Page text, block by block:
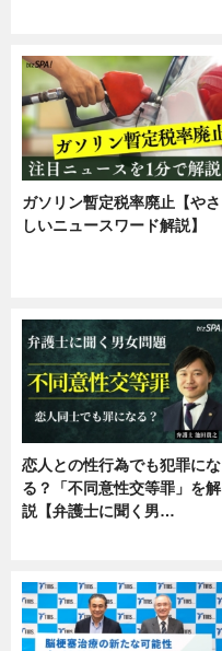
ガソリン暫定税率廃止【やさ
しいニュースワード解説】
恋人との性行為でも犯罪にな
る？「不同意性交等罪」を解
説【弁護士に聞く男…